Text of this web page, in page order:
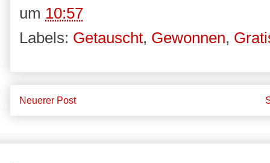
um 10:57
Labels: Getauscht, Gewonnen,
Neuerer Post